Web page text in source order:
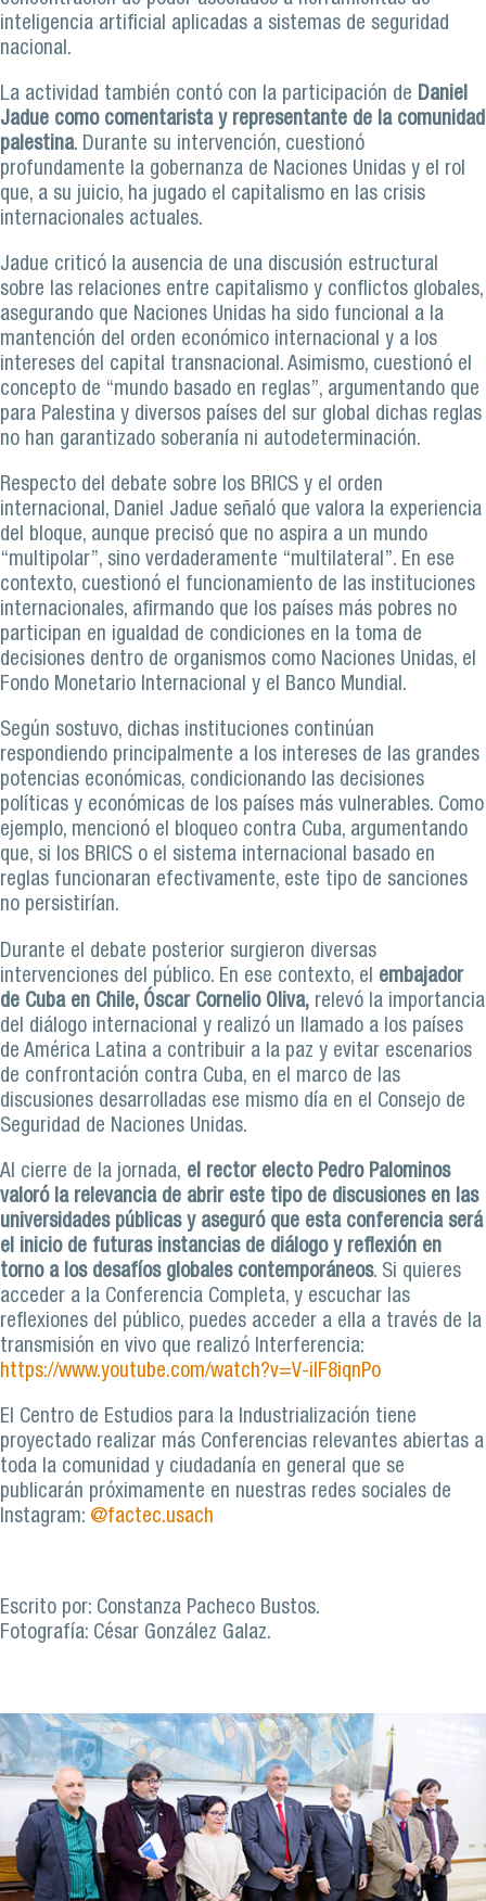
inteligencia artificial aplicadas a sistemas de seguridad
nacional.
La actividad también contó con la participación de Daniel
Jadue como comentarista y representante de la comunidad
palestina. Durante su intervención, cuestionó
profundamente la gobernanza de Naciones Unidas y el rol
que, a su juicio, ha jugado el capitalismo en las crisis
internacionales actuales.
Jadue criticó la ausencia de una discusión estructural
sobre las relaciones entre capitalismo y conflictos globales,
asegurando que Naciones Unidas ha sido funcional a la
mantención del orden económico internacional y a los
intereses del capital transnacional. Asimismo, cuestionó el
concepto de “mundo basado en reglas”, argumentando que
para Palestina y diversos países del sur global dichas reglas
no han garantizado soberanía ni autodeterminación.
Respecto del debate sobre los BRICS y el orden
internacional, Daniel Jadue señaló que valora la experiencia
del bloque, aunque precisó que no aspira a un mundo
“multipolar”, sino verdaderamente “multilateral”. En ese
contexto, cuestionó el funcionamiento de las instituciones
internacionales, afirmando que los países más pobres no
participan en igualdad de condiciones en la toma de
decisiones dentro de organismos como Naciones Unidas, el
Fondo Monetario Internacional y el Banco Mundial.
Según sostuvo, dichas instituciones continúan
respondiendo principalmente a los intereses de las grandes
potencias económicas, condicionando las decisiones
políticas y económicas de los países más vulnerables. Como
ejemplo, mencionó el bloqueo contra Cuba, argumentando
que, si los BRICS o el sistema internacional basado en
reglas funcionaran efectivamente, este tipo de sanciones
no persistirían.
Durante el debate posterior surgieron diversas
intervenciones del público. En ese contexto, el embajador
de Cuba en Chile, Óscar Cornelio Oliva, relevó la importancia
del diálogo internacional y realizó un llamado a los países
de América Latina a contribuir a la paz y evitar escenarios
de confrontación contra Cuba, en el marco de las
discusiones desarrolladas ese mismo día en el Consejo de
Seguridad de Naciones Unidas.
Al cierre de la jornada, el rector electo Pedro Palominos
valoró la relevancia de abrir este tipo de discusiones en las
universidades públicas y aseguró que esta conferencia será
el inicio de futuras instancias de diálogo y reflexión en
torno a los desafíos globales contemporáneos. Si quieres
acceder a la Conferencia Completa, y escuchar las
reflexiones del público, puedes acceder a ella a través de la
transmisión en vivo que realizó Interferencia:
https://www.youtube.com/watch?v=V-ilF8iqnPo
El Centro de Estudios para la Industrialización tiene
proyectado realizar más Conferencias relevantes abiertas a
toda la comunidad y ciudadanía en general que se
publicarán próximamente en nuestras redes sociales de
Instagram: @factec.usach
Escrito por: Constanza Pacheco Bustos.
Fotografía: César González Galaz.